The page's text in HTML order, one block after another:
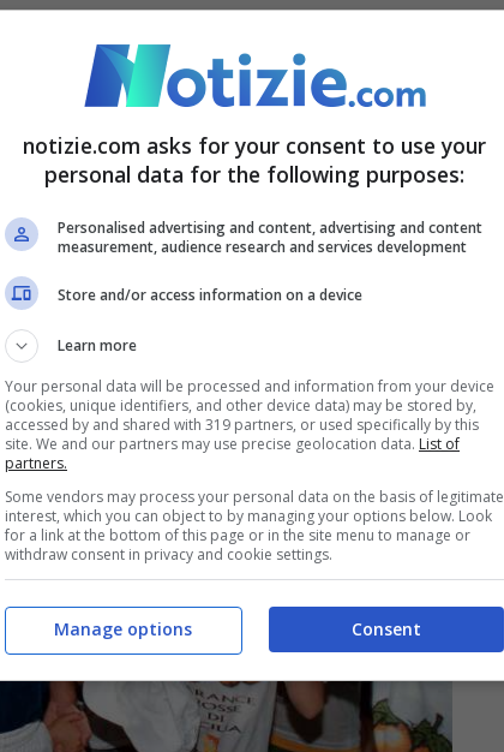
Pallone d’Oro alle spalle di Lothar
notizie.com asks for your consent to use your
personal data for the following purposes:
Personalised advertising and content, advertising and content
measurement, audience research and services development
Store and/or access information on a device
Learn more
Your personal data will be processed and information from your device
(cookies, unique identifiers, and other device data) may be stored by,
accessed by and shared with 319 partners, or used specifically by this
site. We and our partners may use precise geolocation data. List of
partners.
Some vendors may process your personal data on the basis of legitimate
interest, which you can object to by managing your options below. Look
for a link at the bottom of this page or in the site menu to manage or
withdraw consent in privacy and cookie settings.
Consent
Manage options